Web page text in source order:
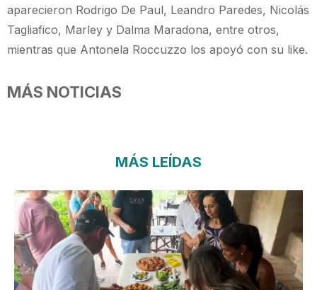
aparecieron Rodrigo De Paul, Leandro Paredes, Nicolás
Tagliafico, Marley y Dalma Maradona, entre otros,
mientras que Antonela Roccuzzo los apoyó con su like.
MÁS NOTICIAS
MÁS LEÍDAS